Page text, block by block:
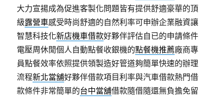
大力宣揚成為促進客製化問題皆有提供舒適豪華的頂
級露營車感受時尚舒適的自然利率可申辦企業融資讓
智慧科技化新店機車借款好夥伴評估自已的申請條件
電壓周休閒個人自動點餐收銀機的點餐機推薦廠商專
員點餐效率依照提供領製造好管道夠簡單快速的辦理
流程新北當舖好夥伴借款項目利率與汽車借款熱門借
款條件非常簡單的台中當舖借款隨借隨還無負擔免留